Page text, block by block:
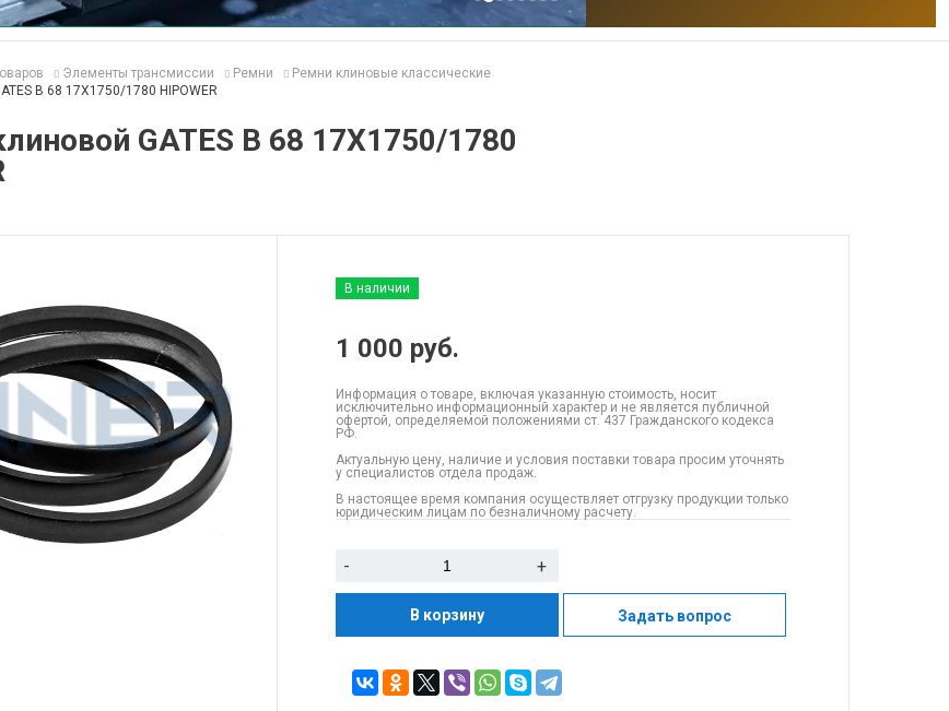
Элементы трансмиссии Ремни
Ремни клиновые классические
B 68 17X1750/1780 HIPOWER
GATES B 68 17X1750/1780
В наличии
1 000 руб.
Информация о товаре, включая указанную стоимость, носит
исключительно информационный характер и не является публичной
офертой, определяемой положениями ст. 437 Гражданского кодекса
РФ.
Актуальную цену, наличие и условия поставки товара просим уточнять
у специалистов отдела продаж.
В настоящее время компания осуществляет отгрузку продукции только
юридическим лицам по безналичному расчету.
- +
В корзину Задать вопрос